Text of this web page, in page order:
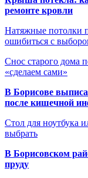
ремонте кровли
Натяжные потолки
ошибиться с
Снос старого дома
«сделаем сами»
В Борисове
после кишечной
Стол для ноутбука
выбрать
В Борисовском
пруду